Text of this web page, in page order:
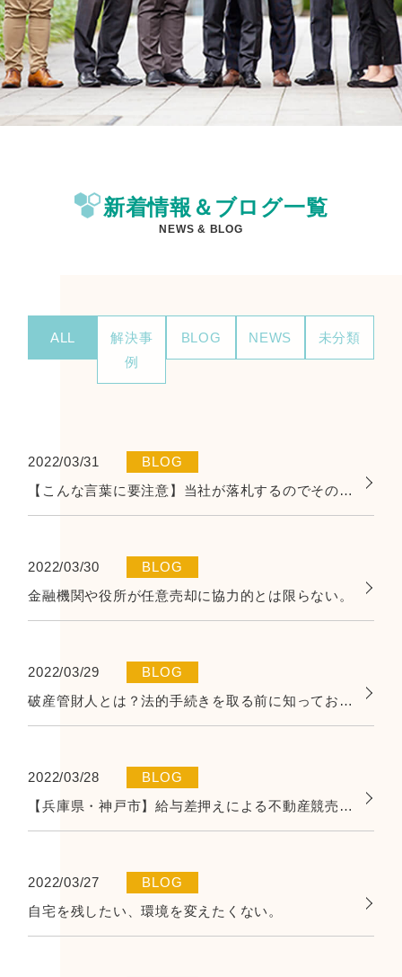
新着情報＆ブログ一覧
NEWS & BLOG
ALL
解決事
例
BLOG NEWS 未分類
2022/03/31
BLOG
【こんな言葉に要注意】当社が落札するのでそのまま住み続けてもらえます。
2022/03/30
BLOG
金融機関や役所が任意売却に協力的とは限らない。
2022/03/29
BLOG
破産管財人とは？法的手続きを取る前に知っておきたいこと。
2022/03/28
BLOG
【兵庫県・神戸市】給与差押えによる不動産競売。それでも可能なリースバックとは。
2022/03/27
BLOG
自宅を残したい、環境を変えたくない。